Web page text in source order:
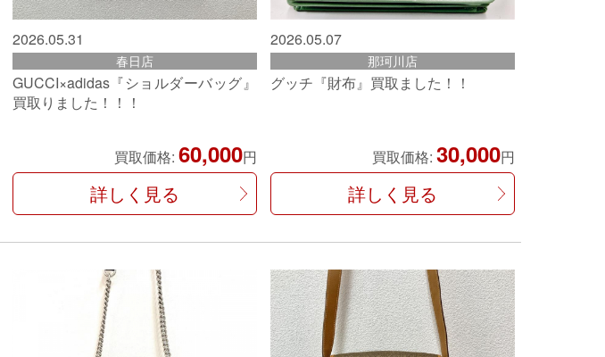
2026.05.31
春日店
GUCCI×adidas『ショルダーバッグ』
買取りました！！！
買取価格: 60,000円
詳しく見る
2026.05.07
那珂川店
グッチ『財布』買取ました！！
買取価格: 30,000円
詳しく見る